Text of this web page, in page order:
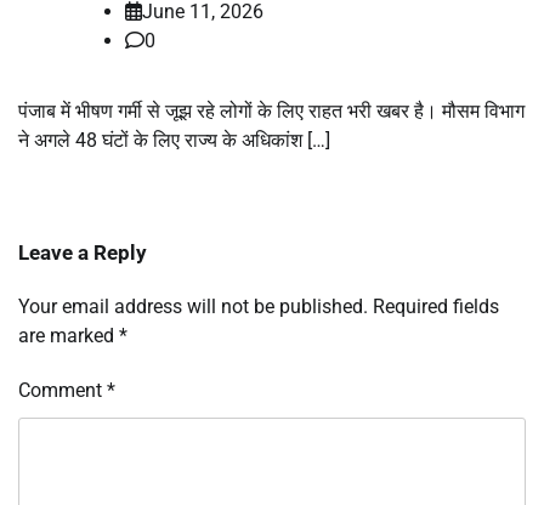
June 11, 2026
0
पंजाब में भीषण गर्मी से जूझ रहे लोगों के लिए राहत भरी खबर है। मौसम विभाग
ने अगले 48 घंटों के लिए राज्य के अधिकांश […]
Leave a Reply
Your email address will not be published. Required fields
are marked *
Comment *